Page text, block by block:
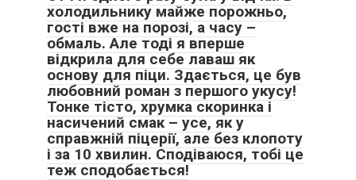
холодильнику майже порожньо,
гості вже на порозі, а часу –
обмаль. Але тоді я вперше
відкрила для себе лаваш як
основу для піци. Здається, це був
любовний роман з першого укусу!
Тонке тісто, хрумка скоринка і
насичений смак – усе, як у
справжній піцерії, але без клопоту
і за 10 хвилин. Сподіваюся, тобі це
теж сподобається!